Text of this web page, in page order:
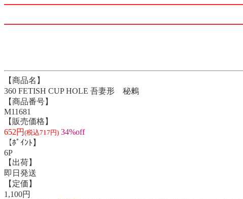
【商品名】
360 FETISH CUP HOLE 吾妻形 秘鶫
【商品番号】
M11681
【販売価格】
652円 (税込717円) 34%off
【ﾎﾟｲﾝﾄ】
6P
【出荷】
即日発送
【定価】
1,100円